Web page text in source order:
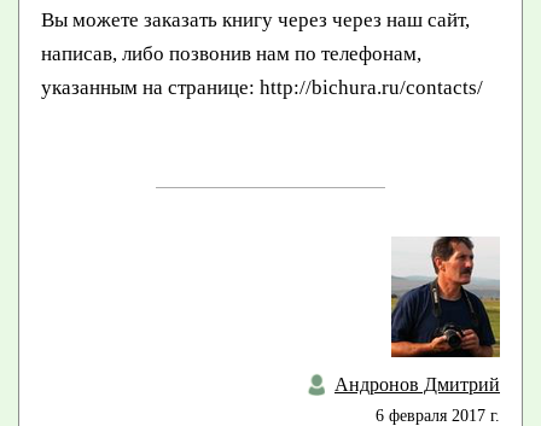
Вы можете заказать книгу через через наш сайт,
написав, либо позвонив нам по телефонам,
указанным на странице: http://bichura.ru/contacts/
Андронов Дмитрий
6 февраля 2017 г.